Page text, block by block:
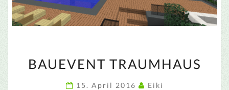
TRAUMHAUS
BAUEVENT TRAUMHAUS
15. April 2016 Eiki